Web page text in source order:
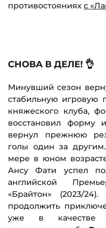
противостояниях с
СНОВА В ДЕЛЕ! 👌
Минувший сезон
стабильную игровую
княжеского клуба,
восстановил
вернул прежнюю
голы один за
мере в юном
Ансу Фати успел
английской
«Брайтон» (2023/
продолжить
уже в качестве